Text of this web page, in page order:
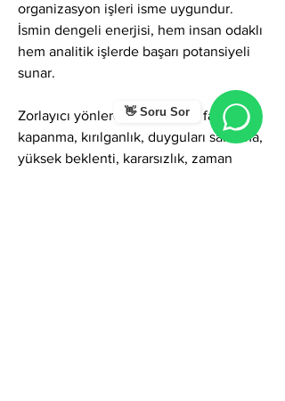
👋 Soru Sor
organizasyon işleri isme uygundur.
İsmin dengeli enerjisi, hem insan odaklı
hem analitik işlerde başarı potansiyeli
sunar.
Zorlayıcı yönlerde Selda ismi; fazla içe
kapanma, kırılganlık, duyguları saklama,
yüksek beklenti, kararsızlık, zaman